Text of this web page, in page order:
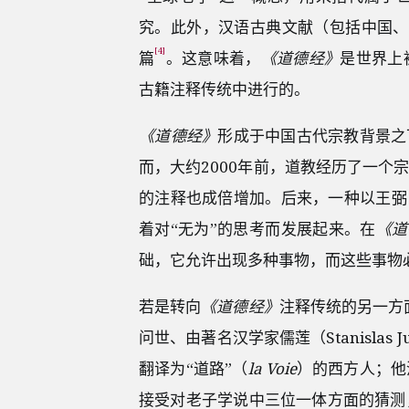
究。此外，汉语古典文献（包括中国
篇[4]。这意味着， 《道德经》 是世界上
古籍注释传统中进行的。
《道德经》形成于中国古代宗教背景
而，大约2000年前，道教经历了一个
的注释也成倍增加。后来，一种以王
着对“无为”的思考而发展起来。在 《
础，它允许出现多种事物，而这些事物
若是转向 《道德经》 注释传统的另一
问世、由著名汉学家儒莲（Stanislas
翻译为“道路”（la Voie）的西方人；
接受对老子学说中三位一体方面的猜